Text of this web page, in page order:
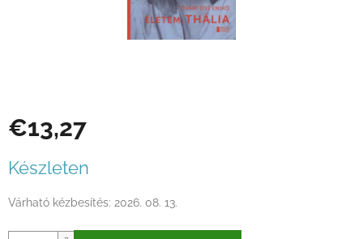
€13,27
Készleten
Várható kézbesítés: 2026. 08. 13.